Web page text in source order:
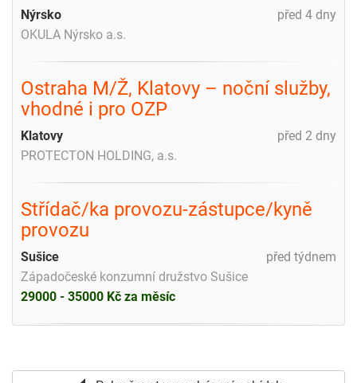
před 4 dny
Nýrsko
OKULA Nýrsko a.s.
Ostraha M/Ž, Klatovy – noční služby,
vhodné i pro OZP
před 2 dny
Klatovy
PROTECTON HOLDING, a.s.
Střídač/ka provozu-zástupce/kyně
provozu
před týdnem
Sušice
Západočeské konzumní družstvo Sušice
29000 - 35000 Kč za měsíc